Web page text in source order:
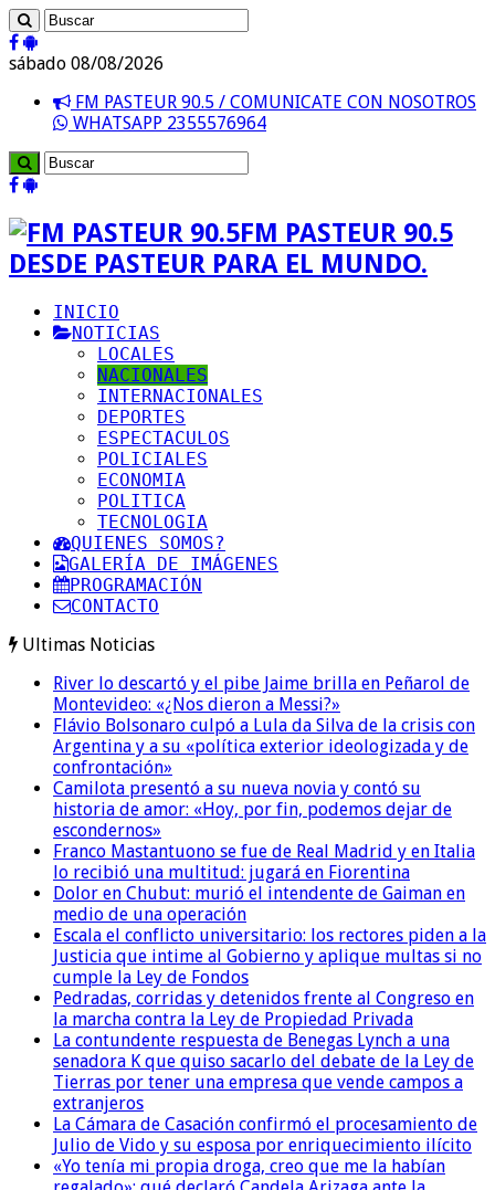
sábado 08/08/2026
FM PASTEUR 90.5 / COMUNICATE CON NOSOTROS
WHATSAPP 2355576964
FM PASTEUR 90.5
DESDE PASTEUR PARA EL MUNDO.
INICIO
NOTICIAS
LOCALES
NACIONALES
INTERNACIONALES
DEPORTES
ESPECTACULOS
POLICIALES
ECONOMIA
POLITICA
TECNOLOGIA
QUIENES SOMOS?
GALERÍA DE IMÁGENES
PROGRAMACIÓN
CONTACTO
Ultimas Noticias
River lo descartó y el pibe Jaime brilla en Peñarol de
Montevideo: «¿Nos dieron a Messi?»
Flávio Bolsonaro culpó a Lula da Silva de la crisis con
Argentina y a su «política exterior ideologizada y de
confrontación»
Camilota presentó a su nueva novia y contó su
historia de amor: «Hoy, por fin, podemos dejar de
escondernos»
Franco Mastantuono se fue de Real Madrid y en Italia
lo recibió una multitud: jugará en Fiorentina
Dolor en Chubut: murió el intendente de Gaiman en
medio de una operación
Escala el conflicto universitario: los rectores piden a la
Justicia que intime al Gobierno y aplique multas si no
cumple la Ley de Fondos
Pedradas, corridas y detenidos frente al Congreso en
la marcha contra la Ley de Propiedad Privada
La contundente respuesta de Benegas Lynch a una
senadora K que quiso sacarlo del debate de la Ley de
Tierras por tener una empresa que vende campos a
extranjeros
La Cámara de Casación confirmó el procesamiento de
Julio de Vido y su esposa por enriquecimiento ilícito
«Yo tenía mi propia droga, creo que me la habían